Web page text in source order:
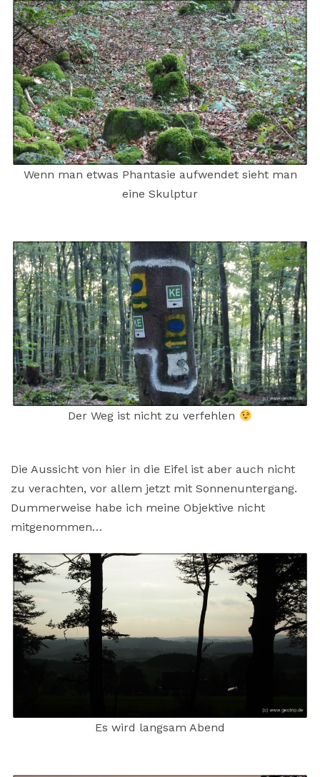
Wenn man etwas Phantasie aufwendet sieht man
eine Skulptur
Der Weg ist nicht zu verfehlen
Die Aussicht von hier in die Eifel ist aber auch nicht
zu verachten, vor allem jetzt mit Sonnenuntergang.
Dummerweise habe ich meine Objektive nicht
mitgenommen…
Es wird langsam Abend